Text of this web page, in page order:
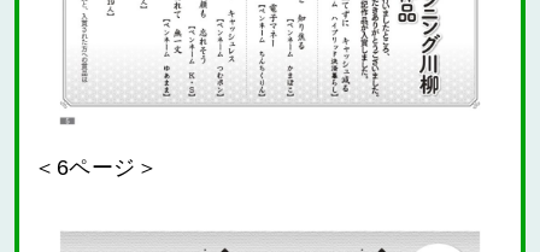
＜6ページ＞